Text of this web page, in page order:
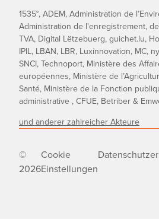
1535°, ADEM, Administration de
Administration de l'enregistrement,
TVA, Digital Lëtzebuerg, guichet.lu,
IPIL, LBAN, LBR, Luxinnovation, MC,
SNCI, Technoport, Ministère des
européennes, Ministère de
Santé, Ministère de la Fonction
administrative , CFUE, Betriber &
und anderer zahlreicher Akteure
©
2026
Cookie
Einstellungen